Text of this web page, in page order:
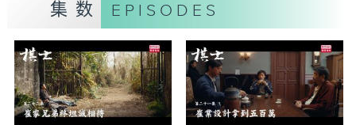
三百万，局势彻底翻盘；崔业前往王红羽办
定计划，命运齿轮正式转动。
集数 EPISODES